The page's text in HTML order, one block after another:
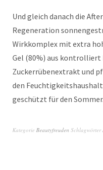
Und gleich danach die
Regeneration
Wirkkomplex mit extra
Gel (80%) aus kontrolliert
Zuckerrübenextrakt und
den
geschützt für den Sommer.
Kategorie Beautyfreuden Schlagwörter